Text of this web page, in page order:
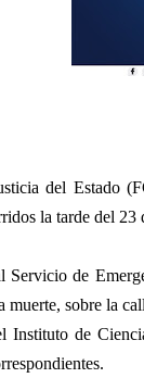
del Estado
la tarde del
Servicio de
sobre la
Instituto de